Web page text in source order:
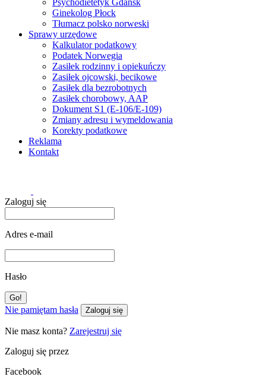
Psychodietetyk Gdańsk
Ginekolog Płock
Tłumacz polsko norweski
Sprawy urzędowe
Kalkulator podatkowy
Podatek Norwegia
Zasiłek rodzinny i opiekuńczy
Zasiłek ojcowski, becikowe
Zasiłek dla bezrobotnych
Zasiłek chorobowy, AAP
Dokument S1 (E-106/E-109)
Zmiany adresu i wymeldowania
Korekty podatkowe
Reklama
Kontakt
Zaloguj się
Adres e-mail
Hasło
Nie pamiętam hasła Zaloguj się
Nie masz konta? Zarejestruj się
Zaloguj się przez
Facebook